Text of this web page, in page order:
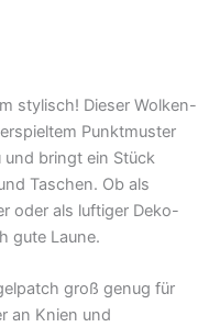
stylisch! Dieser Wolken-
Punktmuster
und bringt ein Stück
Taschen. Ob als
oder als luftiger Deko-
gute Laune.
groß genug für
an Knien und